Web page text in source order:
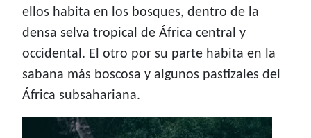
ellos habita en los bosques, dentro de la
densa selva tropical de África central y
occidental. El otro por su parte habita en la
sabana más boscosa y algunos pastizales del
África subsahariana.